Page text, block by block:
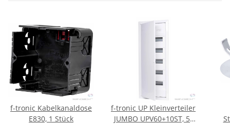
f-tronic Kabelkanaldose
E830, 1 Stück
f-tronic UP Kleinverteiler
JUMBO UPV60+10ST, 5-